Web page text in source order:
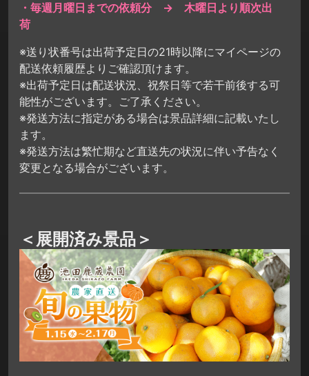
・毎週月曜日までの依頼分 → 木曜日より順次出
荷
※送り状番号は出荷予定日の21時以降にマイページの
配送依頼履歴よりご確認頂けます。
※出荷予定日は配送状況、祝祭日等で若干前後する可
能性がございます。ご了承ください。
※発送方法に指定がある場合は景品詳細に記載いたし
ます。
※発送方法は繁忙期など直送先の状況に伴い予告なく
変更となる場合がございます。
＜展開済み景品＞